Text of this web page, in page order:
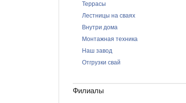
Террасы
Лестницы на сваях
Внутри дома
Монтажная техника
Наш завод
Отгрузки свай
Филиалы